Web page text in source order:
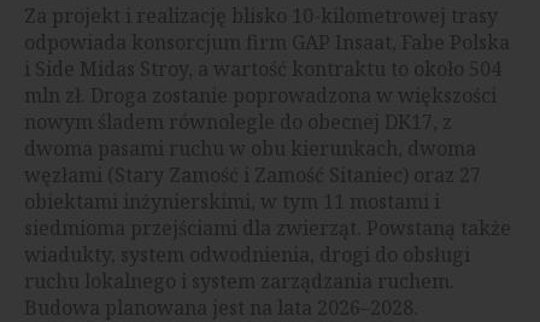
Za projekt i realizację blisko 10-kilometrowej trasy
odpowiada konsorcjum firm GAP Insaat, Fabe Polska
i Side Midas Stroy, a wartość kontraktu to około 504
mln zł. Droga zostanie poprowadzona w większości
nowym śladem równolegle do obecnej DK17, z
dwoma pasami ruchu w obu kierunkach, dwoma
węzłami (Stary Zamość i Zamość Sitaniec) oraz 27
obiektami inżynierskimi, w tym 11 mostami i
siedmioma przejściami dla zwierząt. Powstaną także
wiadukty, system odwodnienia, drogi do obsługi
ruchu lokalnego i system zarządzania ruchem.
Budowa planowana jest na lata 2026–2028.